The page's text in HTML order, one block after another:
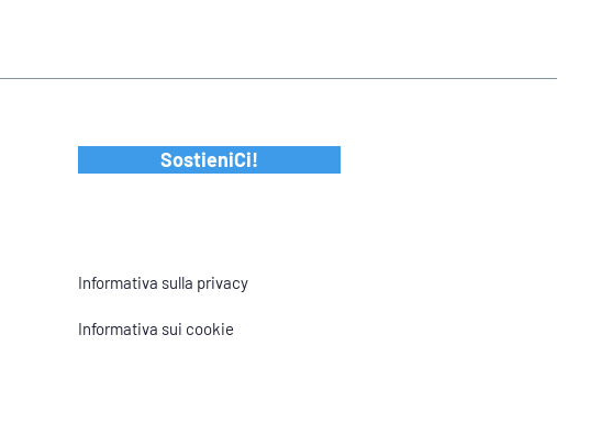
SostieniCi!
Informativa sulla privacy
Informativa sui cookie